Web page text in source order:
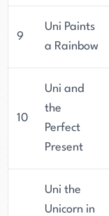
9
Uni Paints
a Rainbow
10
Uni and
the
Perfect
Present
Uni the
Unicorn in